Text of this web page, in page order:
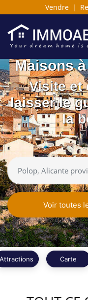
Vendre |
Maisons
Visite et
laisser le
la
Voir toutes
Attractions Carte